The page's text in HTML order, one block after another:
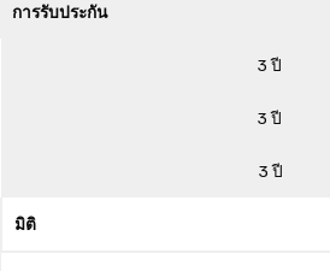
การรับประกัน
3 ปี
3 ปี
3 ปี
มิติ